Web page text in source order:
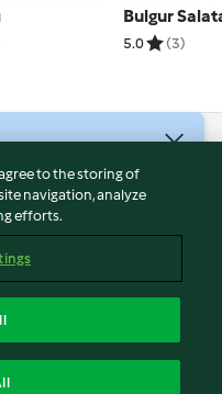
Bulgur
5.0 (3)
to the storing of
navigation, analyze
efforts.